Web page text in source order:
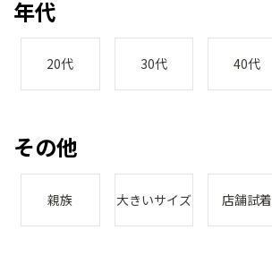
年代
20代 30代 40代
その他
親族 大きいサイズ 店舗試着